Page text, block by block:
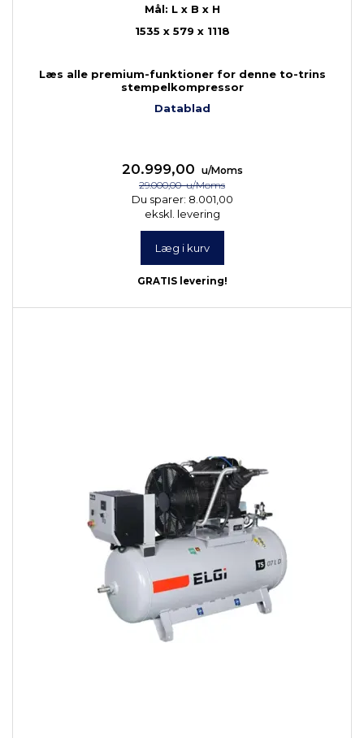
Mål: L x B x H
1535 x 579 x 1118
Læs alle premium-funktioner for denne to-trins
stempelkompressor
Datablad
20.999,00
u/Moms
29.000,00u/Moms
Du sparer: 8.001,00
ekskl. levering
Læg i kurv
GRATIS levering!